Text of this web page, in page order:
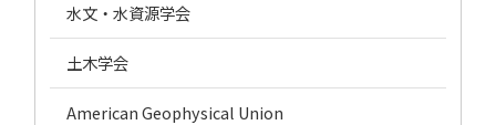
水文・水資源学会
土木学会
American Geophysical Union